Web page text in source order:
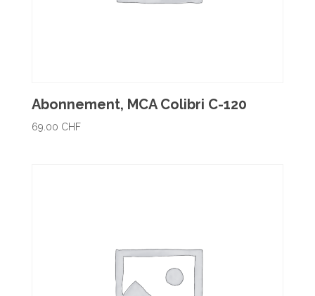
Abonnement, MCA Colibri C-120
69.00 CHF